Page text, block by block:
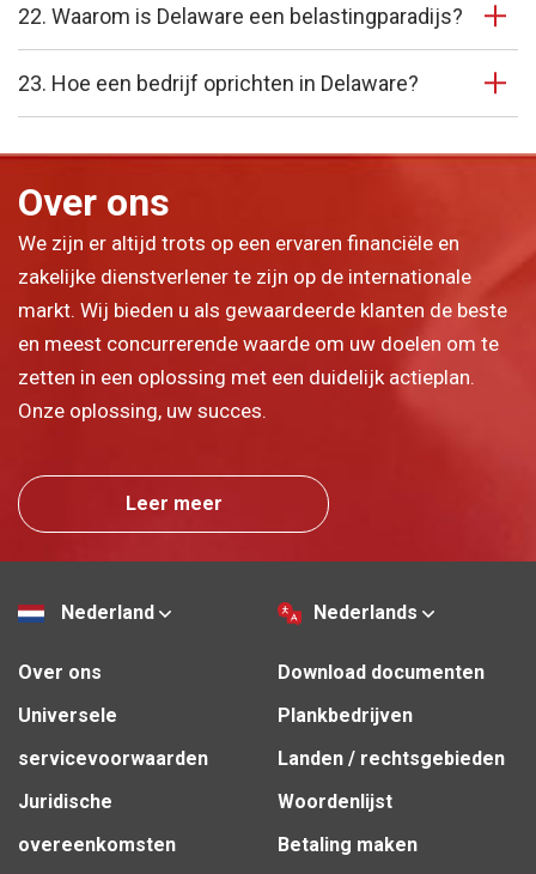
22. Waarom is Delaware een belastingparadijs?
23. Hoe een bedrijf oprichten in Delaware?
Over ons
We zijn er altijd trots op een ervaren financiële en
zakelijke dienstverlener te zijn op de internationale
markt. Wij bieden u als gewaardeerde klanten de beste
en meest concurrerende waarde om uw doelen om te
zetten in een oplossing met een duidelijk actieplan.
Onze oplossing, uw succes.
Leer meer
Nederland Nederlands
Over ons
Universele
servicevoorwaarden
Juridische
overeenkomsten
Download documenten
Plankbedrijven
Landen / rechtsgebieden
Woordenlijst
Betaling maken